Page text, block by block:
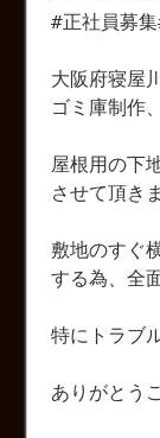
#正社員募
大阪府寝屋
ゴミ庫制作
屋根用の下
させて頂き
敷地のすぐ
する為、全
特にトラブ
ありがとう